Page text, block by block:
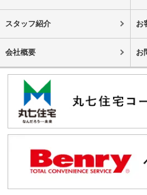
スタッフ紹介 お
会社概要 お